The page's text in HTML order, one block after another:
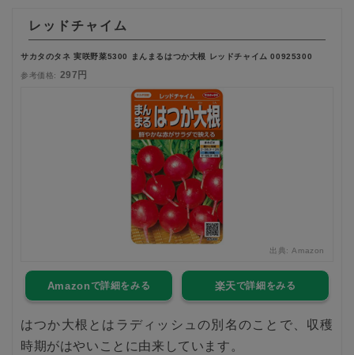
レッドチャイム
サカタのタネ 実咲野菜5300 まんまるはつか大根 レッドチャイム 00925300
参考価格: 297円
出典: Amazon
Amazon 楽天
はつか大根とはラディッシュの別名のことで、収穫
時期がはやいことに由来しています。